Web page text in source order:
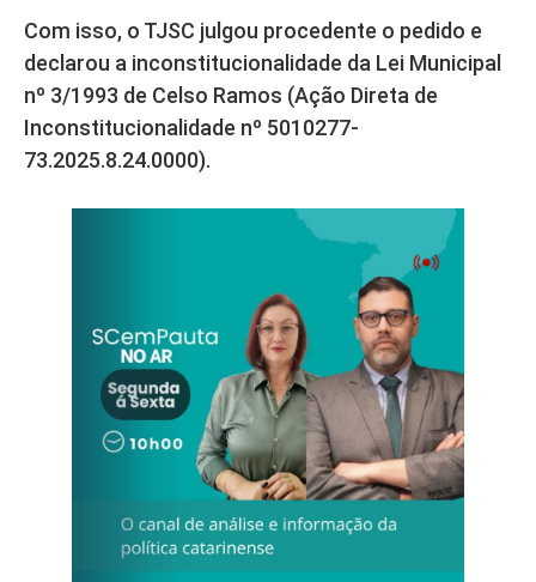
Com isso, o TJSC julgou procedente o pedido e
declarou a inconstitucionalidade da Lei Municipal
nº 3/1993 de Celso Ramos (Ação Direta de
Inconstitucionalidade nº 5010277-
73.2025.8.24.0000).